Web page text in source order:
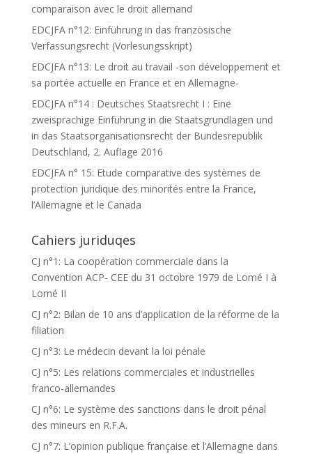
comparaison avec le droit allemand
EDCJFA n°12: Einführung in das französische
Verfassungsrecht (Vorlesungsskript)
EDCJFA n°13: Le droit au travail -son développement et
sa portée actuelle en France et en Allemagne-
EDCJFA n°14 : Deutsches Staatsrecht I : Eine
zweisprachige Einführung in die Staatsgrundlagen und
in das Staatsorganisationsrecht der Bundesrepublik
Deutschland, 2. Auflage 2016
EDCJFA n° 15: Etude comparative des systèmes de
protection juridique des minorités entre la France,
l’Allemagne et le Canada
Cahiers juriduqes
CJ n°1: La coopération commerciale dans la
Convention ACP- CEE du 31 octobre 1979 de Lomé I à
Lomé II
CJ n°2: Bilan de 10 ans d’application de la réforme de la
filiation
CJ n°3: Le médecin devant la loi pénale
CJ n°5: Les relations commerciales et industrielles
franco-allemandes
CJ n°6: Le système des sanctions dans le droit pénal
des mineurs en R.F.A.
CJ n°7: L’opinion publique française et l’Allemagne dans